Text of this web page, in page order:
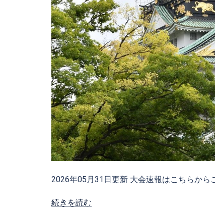
2026年05月31日更新 大会速報はこちらから
続きを読む